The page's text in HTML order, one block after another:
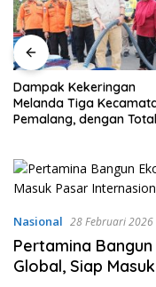
Dampak Kekeringan
Melanda Tiga
Pemalang, dengan Total
Nasional 28 Februari 2026
Pertamina
Global, Siap